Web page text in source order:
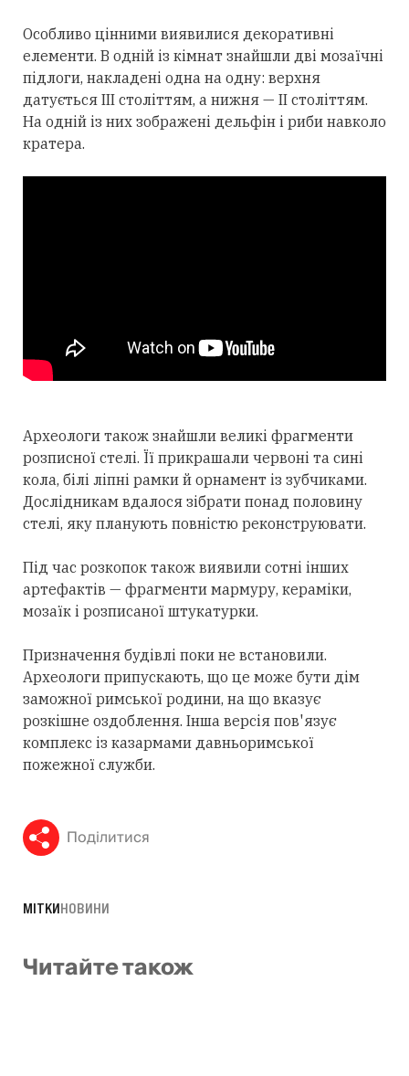
Особливо цінними виявилися декоративні
елементи. В одній із кімнат знайшли дві мозаїчні
підлоги, накладені одна на одну: верхня
датується III століттям, а нижня — II століттям.
На одній із них зображені дельфін і риби навколо
кратера.
Археологи також знайшли великі фрагменти
розписної стелі. Її прикрашали червоні та сині
кола, білі ліпні рамки й орнамент із зубчиками.
Дослідникам вдалося зібрати понад половину
стелі, яку планують повністю реконструювати.
Під час розкопок також виявили сотні інших
артефактів — фрагменти мармуру, кераміки,
мозаїк і розписаної штукатурки.
Призначення будівлі поки не встановили.
Археологи припускають, що це може бути дім
заможної римської родини, на що вказує
розкішне оздоблення. Інша версія пов'язує
комплекс із казармами давньоримської
пожежної служби.
Поділитися
МІТКИНОВИНИ
Читайте також